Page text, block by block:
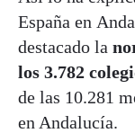
España en
destacado la
los 3.782
de las 10.281
en Andalucía.